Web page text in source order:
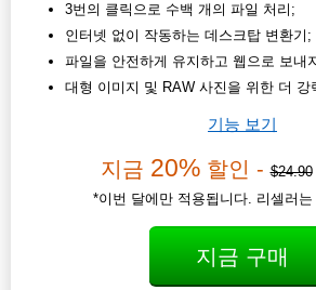
3번의 클릭으로 수백 개의 파일 처리;
인터넷 없이 작동하는 데스크탑 변환기;
파일을 안전하게 유지하고 웹으로 보내
대형 이미지 및 RAW 사진을 위한 더 강
기능 보기
지금 20%할인 -$24.90
*이번 달에만 적용됩니다. 리셀러
지금 구매